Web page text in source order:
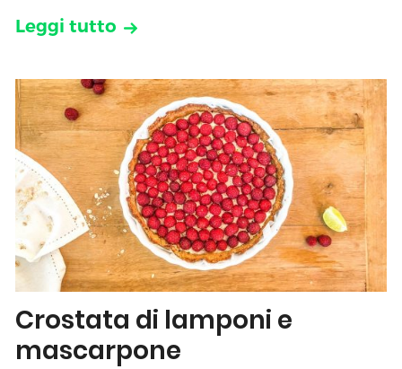
Leggi tutto
Crostata di lamponi e
mascarpone